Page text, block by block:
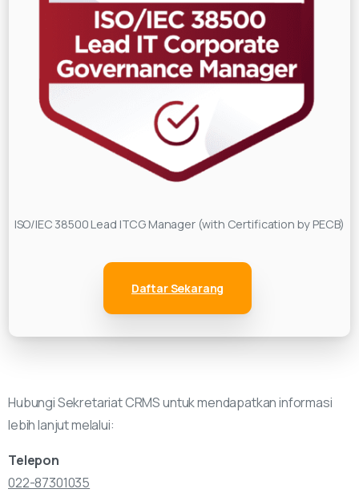
ISO/IEC 38500 Lead ITCG Manager (with Certification by PECB)
Daftar Sekarang
Hubungi Sekretariat CRMS untuk mendapatkan informasi
lebih lanjut melalui:
Telepon
022-87301035